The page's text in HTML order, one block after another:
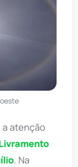
atenção
. Na